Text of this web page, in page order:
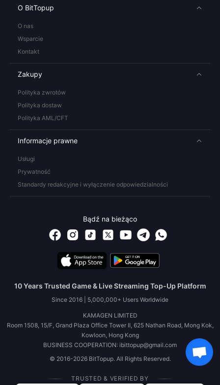
O BitTopup
O nas
Wsparcie
Kontakt
Zakupy
Polityka zwrotów
Polityka dostaw
Polityka AML/CFT
Informacje prawne
Usługi
Prywatność
Standardy redakcyjne i wyłączenie odpowiedzialności
Bądź na bieżąco
10 Years Trusted Game & Live Streaming Top-Up Platform
Since 2016 | 5,000,000+ Users Worldwide
KAMAGEN LIMITED
Room 1508, 15/F, Grand Plaza Office Tower II, 625 Nathan Road, Mong Kok,
Kowloon, Hong Kong
BUSINESS COOPERATION: ibittopup@gmail.com
© 2016-2026 BitTopup. All Rights Reserved.
TRUSTED & VERIFIED BY